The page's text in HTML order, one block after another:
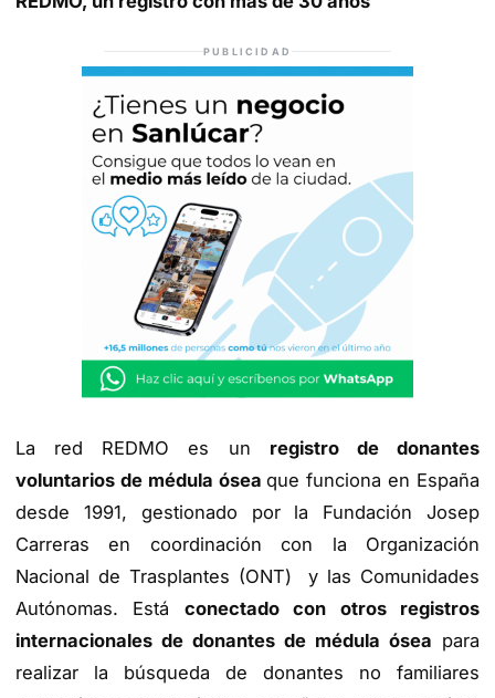
PUBLICIDAD
La red REDMO es un registro de donantes
voluntarios de médula óseaque funciona en España
desde 1991, gestionado por la Fundación Josep
Carreras en coordinación con la Organización
Nacional de Trasplantes (ONT) y las Comunidades
Autónomas. Está conectado con otros registros
internacionales de donantes de médula ósea para
realizar la búsqueda de donantes no familiares